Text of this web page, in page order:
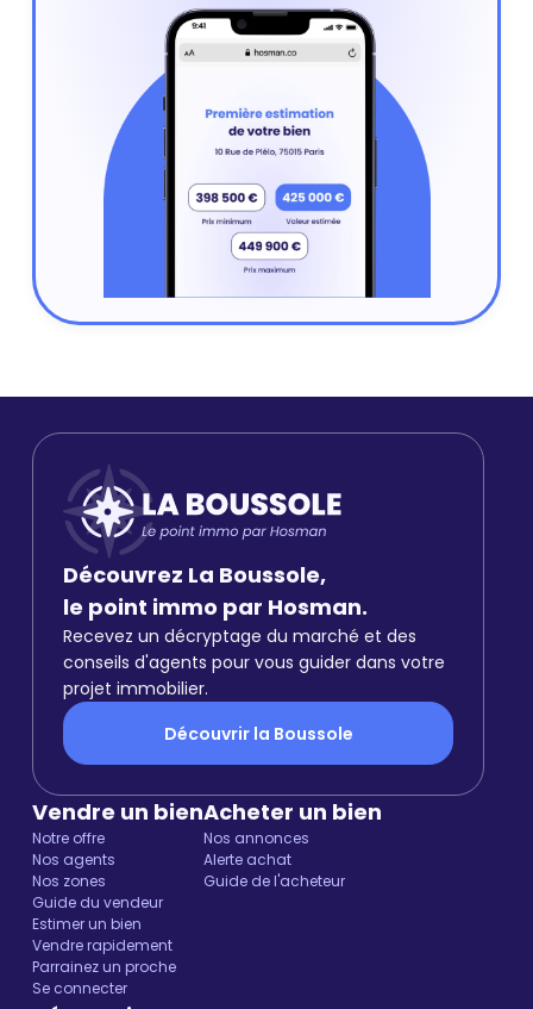
Découvrez La Boussole,
le point immo par Hosman.
Recevez un décryptage du marché et des
conseils d'agents pour vous guider dans votre
projet immobilier.
Découvrir la Boussole
Vendre un bien
Notre offre
Nos agents
Nos zones
Guide du vendeur
Estimer un bien
Vendre rapidement
Parrainez un proche
Se connecter
Acheter un bien
Nos annonces
Alerte achat
Guide de l'acheteur